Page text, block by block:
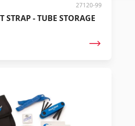
27120-99
STRAP - TUBE STORAGE